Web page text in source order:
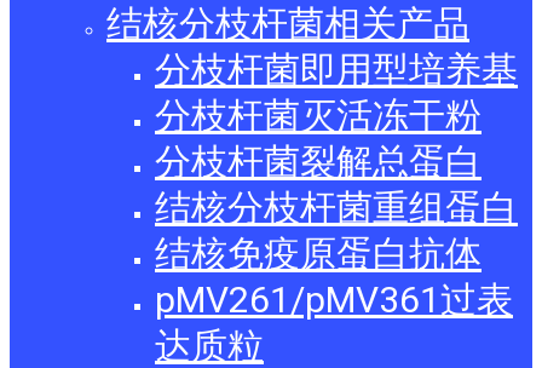
结核分枝杆菌相关产品
分枝杆菌即用型培养基
分枝杆菌灭活冻干粉
分枝杆菌裂解总蛋白
结核分枝杆菌重组蛋白
结核免疫原蛋白抗体
pMV261/pMV361过表
达质粒